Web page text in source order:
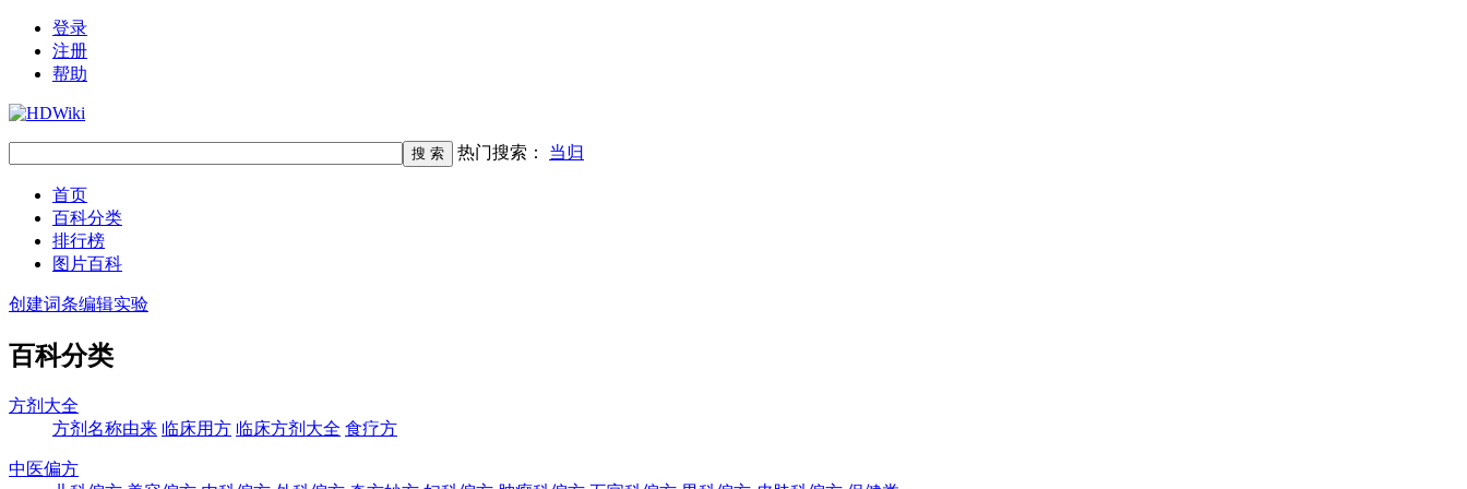
登录
注册
帮助
热门搜索： 当归
首页
百科分类
排行榜
图片百科
创建词条编辑实验
百科分类
方剂大全
方剂名称由来 临床用方 临床方剂大全 食疗方
中医偏方